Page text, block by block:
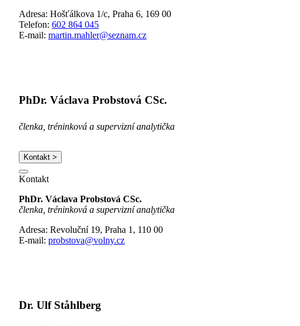
Adresa: Hošťálkova 1/c, Praha 6, 169 00
Telefon: 602 864 045
E-mail: martin.mahler@seznam.cz
PhDr. Václava Probstová CSc.
členka, tréninková a supervizní analytička
Kontakt >
Kontakt
PhDr. Václava Probstová CSc.
členka, tréninková a supervizní analytička
Adresa: Revoluční 19, Praha 1, 110 00
E-mail: probstova@volny.cz
Dr. Ulf Ståhlberg